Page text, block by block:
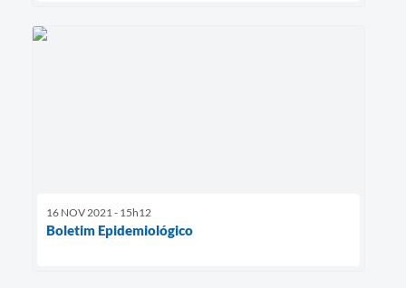
16 NOV 2021 - 15h12
Boletim Epidemiológico